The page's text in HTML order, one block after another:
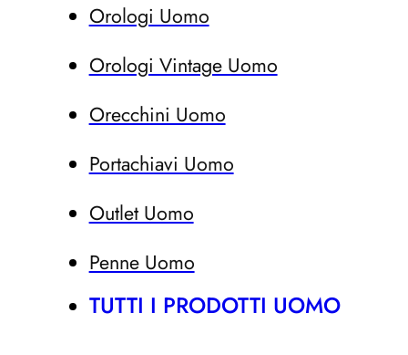
Orologi Uomo
Orologi Vintage Uomo
Orecchini Uomo
Portachiavi Uomo
Outlet Uomo
Penne Uomo
TUTTI I PRODOTTI UOMO